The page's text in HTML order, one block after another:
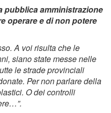
pubblica amministrazione
operare e di non potere
A voi risulta che le
siano state messe nelle
le strade provinciali
Per non parlare della
O dei controlli